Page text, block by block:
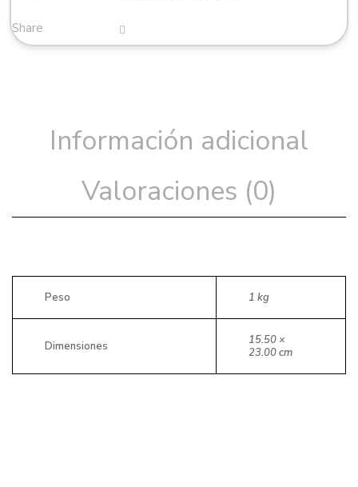
Share
Información adicional
Valoraciones (0)
Peso 1 kg
Dimensiones
15.50 ×
23.00 cm